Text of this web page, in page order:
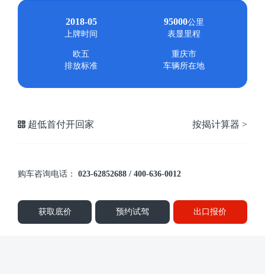
2018-05
上牌时间
95000公里
表显里程
欧五
排放标准
重庆市
车辆所在地
超低首付开回家 按揭计算器 >
购车咨询电话： 023-62852688 / 400-636-0012
获取底价 预约试驾 出口报价